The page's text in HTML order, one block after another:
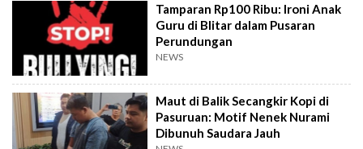
Tamparan Rp100 Ribu: Ironi Anak
Guru di Blitar dalam Pusaran
Perundungan
NEWS
Maut di Balik Secangkir Kopi di
Pasuruan: Motif Nenek Nurami
Dibunuh Saudara Jauh